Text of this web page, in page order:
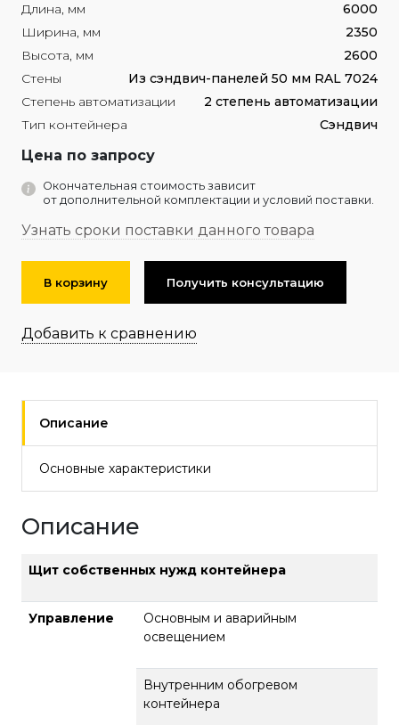
Длина, мм
6000
Ширина, мм
2350
Высота, мм
2600
Стены
Из сэндвич-панелей 50 мм RAL 7024
Степень автоматизации
2 степень автоматизации
Тип контейнера
Сэндвич
Цена по запросу
Окончательная стоимость зависит
от дополнительной комплектации и условий поставки.
Узнать сроки поставки данного товара
В корзину Получить консультацию
Добавить к сравнению
Описание
Основные характеристики
Описание
Щит собственных нужд контейнера
Управление
Основным и аварийным
освещением
Внутренним обогревом
контейнера